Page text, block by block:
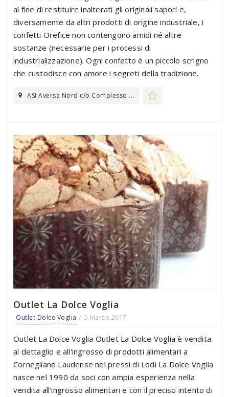
al fine di restituire inalterati gli originali sapori e,
diversamente da altri prodotti di origine industriale, i
confetti Orefice non contengono amidi né altre
sostanze (necessarie per i processi di
industrializzazione). Ogni confetto è un piccolo scrigno
che custodisce con amore i segreti della tradizione.
ASI Aversa Nord c/o Complesso ...
Outlet La Dolce Voglia
Outlet Dolce Voglia 5 Marzo 2017
Outlet La Dolce Voglia Outlet La Dolce Voglia è vendita
al dettaglio e all'ingrosso di prodotti alimentari a
Cornegliano Laudense nei pressi di Lodi La Dolce Voglia
nasce nel 1990 da soci con ampia esperienza nella
vendita all'ingrosso alimentari e con il preciso intento di